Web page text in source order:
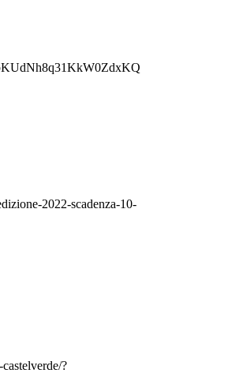
2022-scadenza-10-
?